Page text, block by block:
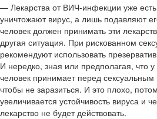
— Лекарства от ВИЧ-инфекции уже
уничтожают вирус, а лишь подавляют
человек должен принимать эти
другая ситуация. При рискованном
рекомендуют использовать
И нередко, зная или предполагая, что
человек принимает перед сексуальным
чтобы не заразиться. И это плохо,
увеличивается устойчивость вируса и
лекарство не будет действовать.